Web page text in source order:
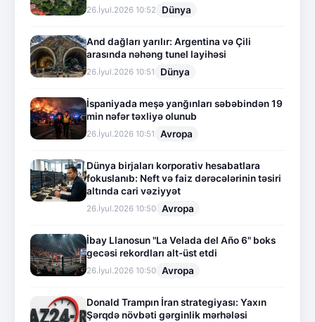
26.İyul.2026 10:52 Dünya
And dağları yarılır: Argentina və Çili
arasında nəhəng tunel layihəsi
26.İyul.2026 10:51 Dünya
İspaniyada meşə yanğınları səbəbindən 19
min nəfər təxliyə olunub
26.İyul.2026 10:51 Avropa
Dünya birjaları korporativ hesabatlara
fokuslanıb: Neft və faiz dərəcələrinin təsiri
altında cari vəziyyət
26.İyul.2026 10:50 Avropa
İbay Llanosun "La Velada del Año 6" boks
gecəsi rekordları alt-üst etdi
26.İyul.2026 10:50 Avropa
Donald Trampın İran strategiyası: Yaxın
Şərqdə növbəti gərginlik mərhələsi